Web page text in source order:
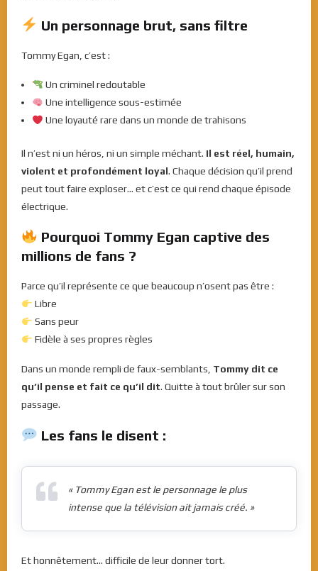
Un personnage brut, sans filtre
Tommy Egan, c’est :
Un criminel redoutable
Une intelligence sous-estimée
Une loyauté rare dans un monde de trahisons
Il n’est ni un héros, ni un simple méchant. Il est réel, humain,
violent et profondément loyal. Chaque décision qu’il prend
peut tout faire exploser… et c’est ce qui rend chaque épisode
électrique.
Pourquoi Tommy Egan captive des
millions de fans ?
Parce qu’il représente ce que beaucoup n’osent pas être :
Libre
Sans peur
Fidèle à ses propres règles
Dans un monde rempli de faux-semblants, Tommy dit ce
qu’il pense et fait ce qu’il dit. Quitte à tout brûler sur son
passage.
Les fans le disent :
« Tommy Egan est le personnage le plus
intense que la télévision ait jamais créé. »
Et honnêtement… difficile de leur donner tort.